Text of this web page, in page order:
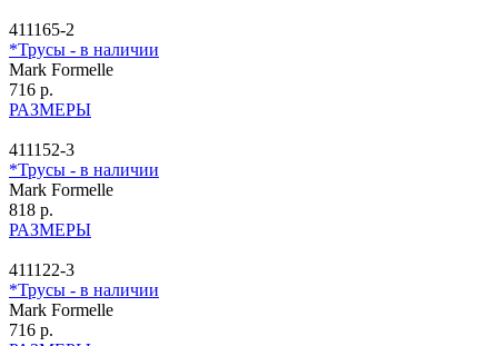
411165-2
*Трусы - в наличии
Mark Formelle
716 р.
РАЗМЕРЫ
411152-3
*Трусы - в наличии
Mark Formelle
818 р.
РАЗМЕРЫ
411122-3
*Трусы - в наличии
Mark Formelle
716 р.